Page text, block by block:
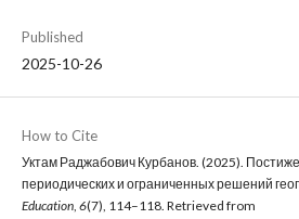
Published
2025-10-26
How to Cite
Уктам Раджабович Курбанов. (2025).
периодических и ограниченных решений
Education, 6(7), 114–118. Retrieved from